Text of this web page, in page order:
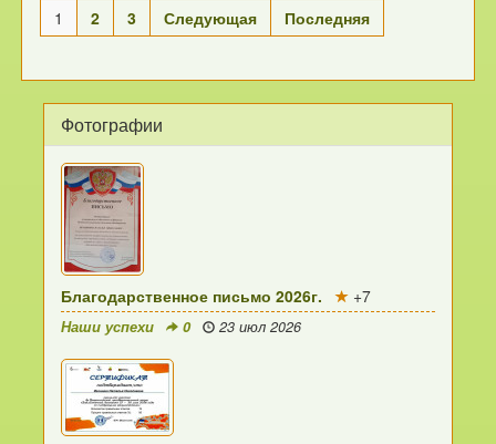
1 2 3 Следующая Последняя
Фотографии
Благодарственное письмо 2026г. +7
Наши успехи 0 23 июл 2026